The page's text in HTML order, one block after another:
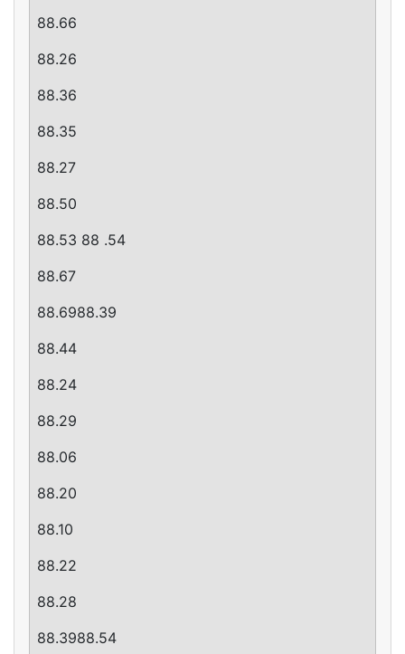
88.66
88.26
88.36
88.35
88.27
88.50
88.53 88 .54
88.67
88.6988.39
88.44
88.24
88.29
88.06
88.20
88.10
88.22
88.28
88.3988.54